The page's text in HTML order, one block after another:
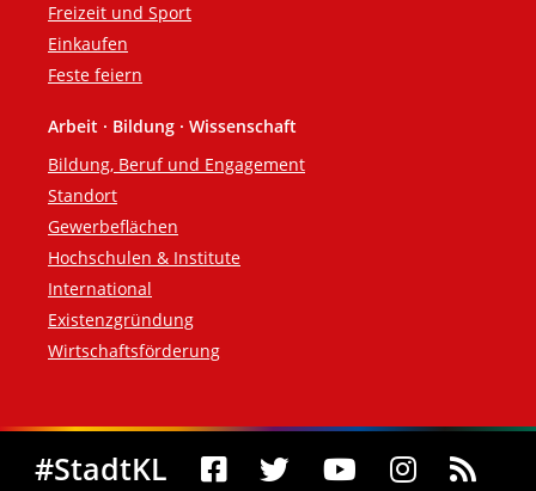
Freizeit und Sport
Einkaufen
Feste feiern
Arbeit · Bildung · Wissenschaft
Bildung, Beruf und Engagement
Standort
Gewerbeflächen
Hochschulen & Institute
International
Existenzgründung
Wirtschaftsförderung
Social Media
#StadtKL